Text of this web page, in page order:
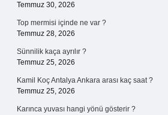
Temmuz 30, 2026
Top mermisi içinde ne var ?
Temmuz 28, 2026
Sünnilik kaça ayrılır ?
Temmuz 25, 2026
Kamil Koç Antalya Ankara arası kaç saat ?
Temmuz 25, 2026
Karınca yuvası hangi yönü gösterir ?